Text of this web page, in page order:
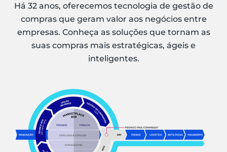
Há 32 anos, oferecemos tecnologia de gestão de
compras que geram valor aos negócios entre
empresas. Conheça as soluções que tornam as
suas compras mais estratégicas, ágeis e
inteligentes.